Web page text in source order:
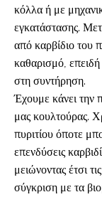
κόλλα ή με
εγκατάστασης.
από καρβίδιο του
καθαρισμό, επειδή
στη συντήρηση.
Έχουμε κάνει την
μας κουλτούρας.
πυριτίου όποτε
επενδύσεις
μειώνοντας έτσι
σύγκριση με τα